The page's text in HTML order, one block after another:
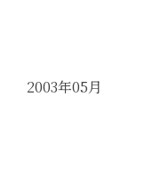
2003年05月